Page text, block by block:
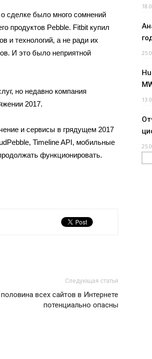
сделке было много сомнений
продуктов Pebble. Fitbit купил
и технологий, а не ради их
И это было неприятной
но недавно компания
2017.
и сервисы в грядущем 2017
Timeline API, мобильные
функционировать.
Следующая статья
всех сайтов в Интернете
потенциально опасны